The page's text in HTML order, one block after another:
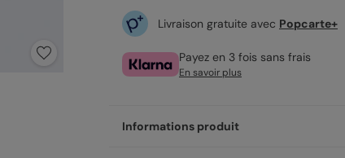
Livraison gratuite avec Popcarte+
Payez en 3 fois sans frais
En savoir plus
Informations produit